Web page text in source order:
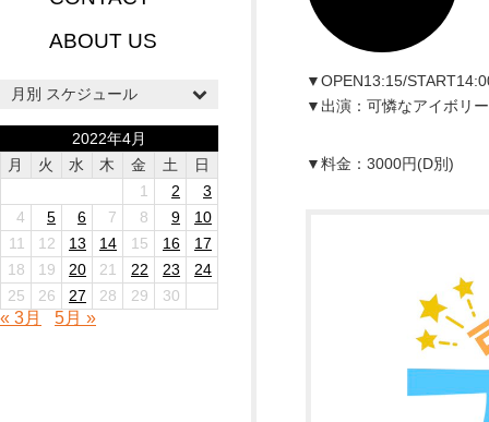
ABOUT US
月別 スケジュール
2022年4月
月
火 水 木 金 土
日
1
2
3
4
5 6 7 8 9
10
11
12 13 14 15 16
17
18
19 20 21 22 23
24
25
26 27 28 29 30
« 3月 5月 »
▼OPEN13:15/
▼出演：可憐なアイボリー
▼料金：3000円(D別)